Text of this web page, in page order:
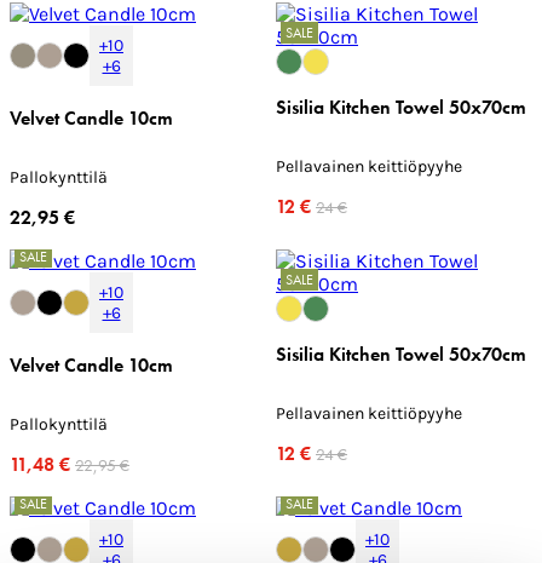
+10
+6
Velvet Candle 10cm
Pallokynttilä
22,95 €
SALE
Sisilia Kitchen Towel 50x70cm
Pellavainen keittiöpyyhe
12 € 24 €
SALE
+10
+6
Velvet Candle 10cm
Pallokynttilä
11,48 € 22,95 €
SALE
Sisilia Kitchen Towel 50x70cm
Pellavainen keittiöpyyhe
12 € 24 €
SALE
+10
SALE
+10